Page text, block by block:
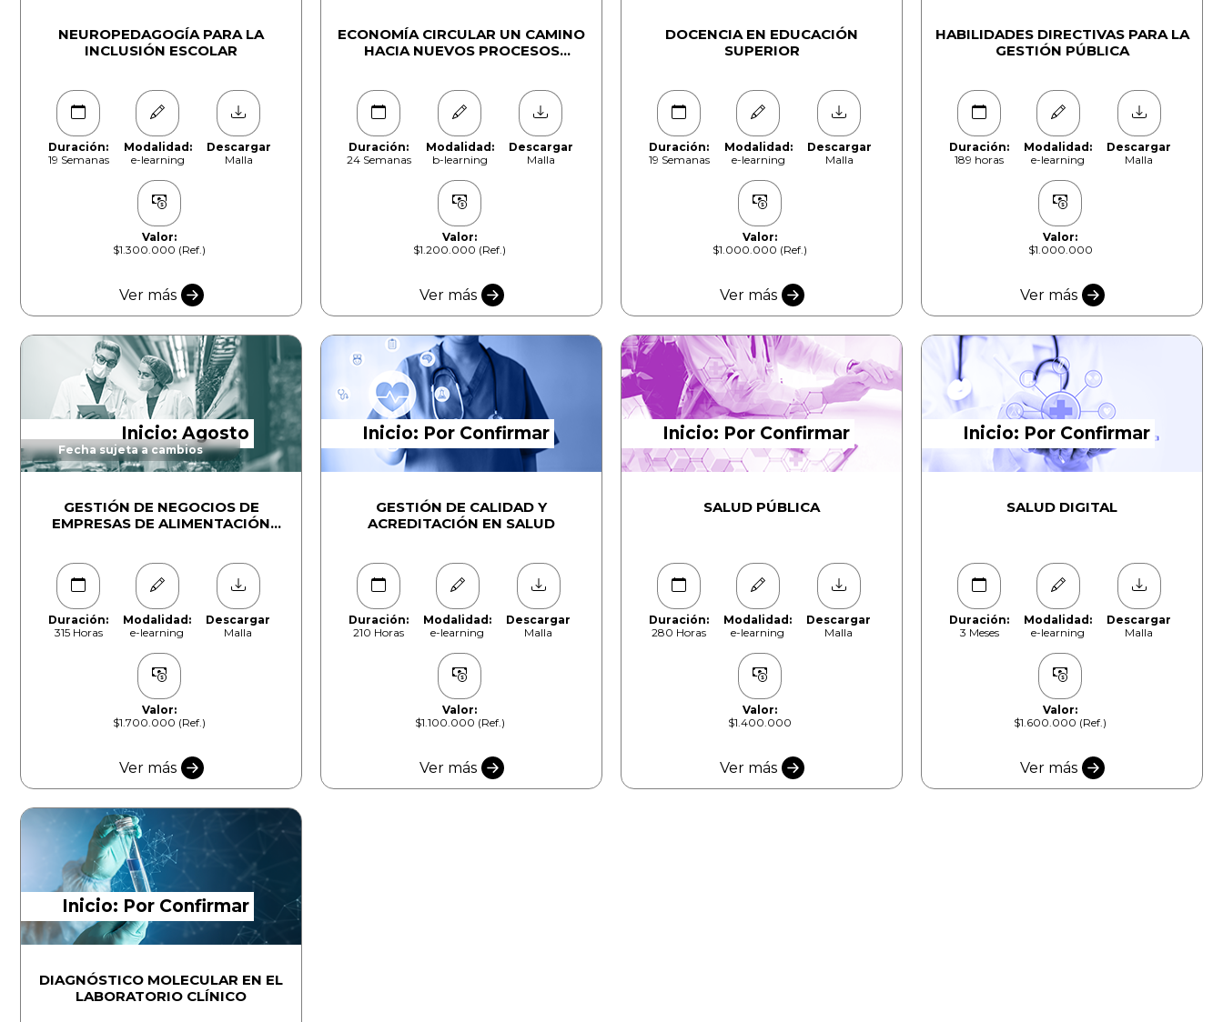
NEUROPEDAGOGÍA PARA LA
INCLUSIÓN ESCOLAR
Duración:
19 Semanas
Modalidad:
e-learning
Descargar
Malla
Valor:
$1.300.000 (Ref.)
Ver más
ECONOMÍA CIRCULAR UN CAMINO
HACIA NUEVOS PROCESOS
Duración:
24 Semanas
Modalidad:
b-learning
Descargar
Malla
Valor:
$1.200.000 (Ref.)
Ver más
DOCENCIA EN EDUCACIÓN
SUPERIOR
Duración:
19 Semanas
Modalidad:
e-learning
Descargar
Malla
Valor:
$1.000.000 (Ref.)
Ver más
HABILIDADES DIRECTIVAS PARA LA
GESTIÓN PÚBLICA
Duración:
189 horas
Modalidad:
e-learning
Descargar
Malla
Valor:
$1.000.000
Ver más
Inicio: Agosto
Fecha sujeta a cambios
GESTIÓN DE NEGOCIOS DE
EMPRESAS DE ALIMENTACIÓN
Duración:
315 Horas
Modalidad:
e-learning
Descargar
Malla
Valor:
$1.700.000 (Ref.)
Ver más
Inicio: Por Confirmar
GESTIÓN DE CALIDAD Y
ACREDITACIÓN EN SALUD
Duración:
210 Horas
Modalidad:
e-learning
Descargar
Malla
Valor:
$1.100.000 (Ref.)
Ver más
Inicio: Por Confirmar
SALUD PÚBLICA
Duración:
280 Horas
Modalidad:
e-learning
Descargar
Malla
Valor:
$1.400.000
Ver más
Inicio: Por Confirmar
SALUD DIGITAL
Duración:
3 Meses
Modalidad:
e-learning
Descargar
Malla
Valor:
$1.600.000 (Ref.)
Ver más
Inicio: Por Confirmar
DIAGNÓSTICO MOLECULAR EN EL
LABORATORIO CLÍNICO